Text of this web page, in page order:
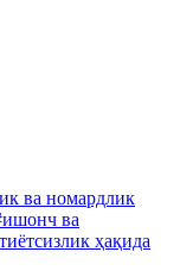
ва номардлик
ва
ҳақида